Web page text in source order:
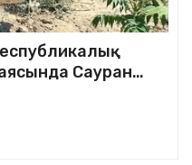
Сауран
қызметкерлері
белсене